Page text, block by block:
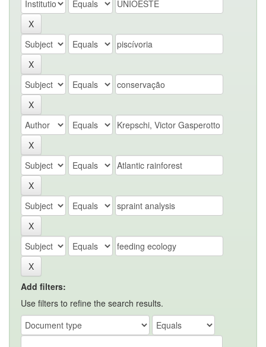
Add filters:
Use filters to refine the search results.